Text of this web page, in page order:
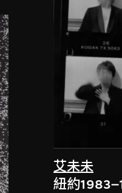
艾未未
紐約